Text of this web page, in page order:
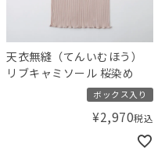
天衣無縫（てんいむほう）
リブキャミソール 桜染め
ボックス入り
¥2,970税込